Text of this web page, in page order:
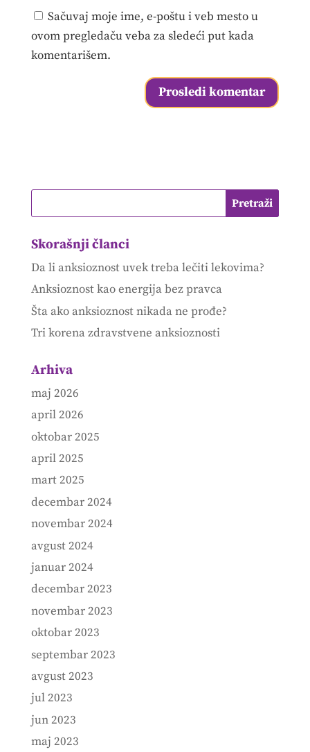
Sačuvaj moje ime, e-poštu i veb mesto u
ovom pregledaču veba za sledeći put kada
komentarišem.
Skorašnji članci
Da li anksioznost uvek treba lečiti lekovima?
Anksioznost kao energija bez pravca
Šta ako anksioznost nikada ne prođe?
Tri korena zdravstvene anksioznosti
Arhiva
maj 2026
april 2026
oktobar 2025
april 2025
mart 2025
decembar 2024
novembar 2024
avgust 2024
januar 2024
decembar 2023
novembar 2023
oktobar 2023
septembar 2023
avgust 2023
jul 2023
jun 2023
maj 2023